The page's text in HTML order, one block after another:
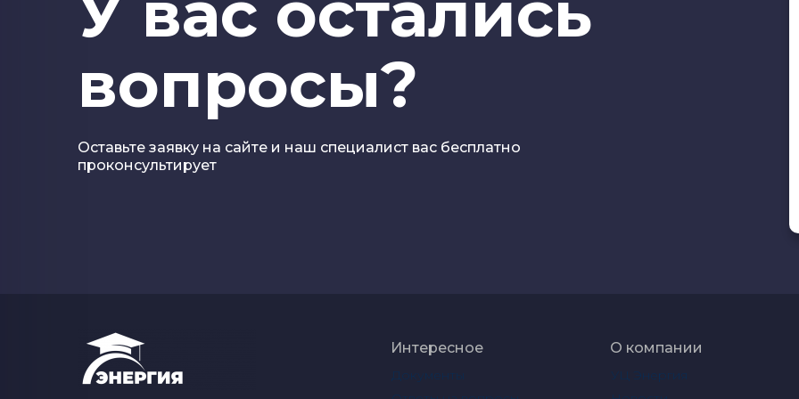
вопросы?
Оставьте заявку на сайте и наш специалист вас бесплатно
проконсультирует
Интересное
Документы
О компании
УЦ Энергия